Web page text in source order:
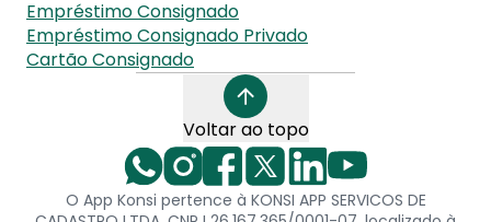
Empréstimo Consignado
Empréstimo Consignado Privado
Cartão Consignado
Voltar ao topo
O App Konsi pertence à KONSI APP SERVICOS DE